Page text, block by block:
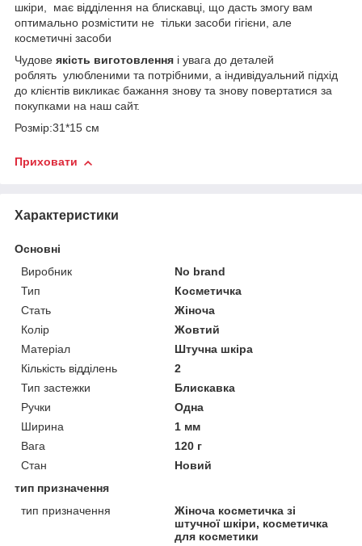
шкіри,
має відділення на блискавці, що дасть змогу вам
оптимально розмістити не тільки засоби гігієни, але
косметичні засоби
Чудове якість виготовлення і увага до деталей
роблять улюбленими та потрібними, а індивідуальний підхід
до клієнтів викликає бажання знову та знову повертатися за
покупками на наш сайт.
Розмір:31*15 см
Приховати
Характеристики
Основні
Виробник
No brand
Тип
Косметичка
Стать
Жіноча
Колір
Жовтий
Матеріал
Штучна шкіра
Кількість відділень
2
Тип застежки
Блискавка
Ручки
Одна
Ширина
1 мм
Вага
120 г
Стан
Новий
тип призначення
тип призначення
Жіноча косметичка зі
штучної шкіри, косметичка
для косметики